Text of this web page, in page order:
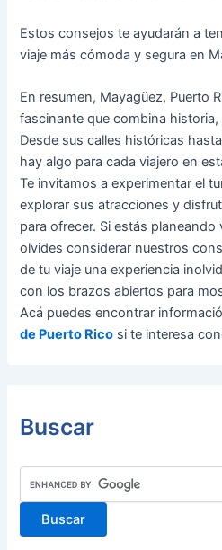
Estos consejos te ayudarán a
viaje más cómoda y segura en
En resumen, Mayagüez, Puerto
fascinante que combina historia,
Desde sus calles históricas
hay algo para cada viajero en
Te invitamos a experimentar el
explorar sus atracciones y
para ofrecer. Si estás planeando
olvides considerar nuestros
de tu viaje una experiencia
con los brazos abiertos para
Acá puedes encontrar
de Puerto Rico si te interesa
Buscar